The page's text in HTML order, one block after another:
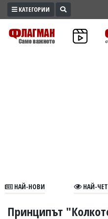
ПРОМО
ЗОНА
В
КАТЕГОРИИ
НАЙ-НОВИ НАЙ-
Принципът